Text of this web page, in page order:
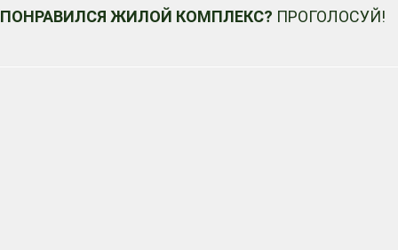
ПОНРАВИЛСЯ ЖИЛОЙ КОМПЛЕКС? ПРОГОЛОСУЙ!